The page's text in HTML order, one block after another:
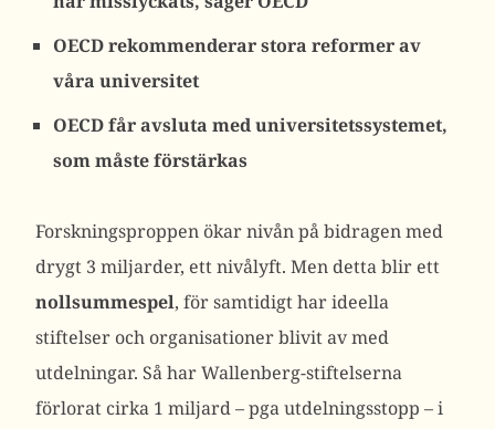
OECD rekommenderar stora reformer av
våra universitet
OECD får avsluta med universitetssystemet,
som måste förstärkas
Forskningsproppen ökar nivån på bidragen med
drygt 3 miljarder, ett nivålyft. Men detta blir ett
nollsummespel, för samtidigt har ideella
stiftelser och organisationer blivit av med
utdelningar. Så har Wallenberg-stiftelserna
förlorat cirka 1 miljard – pga utdelningsstopp – i